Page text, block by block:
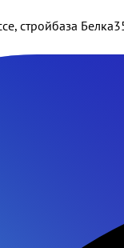
стройбаза